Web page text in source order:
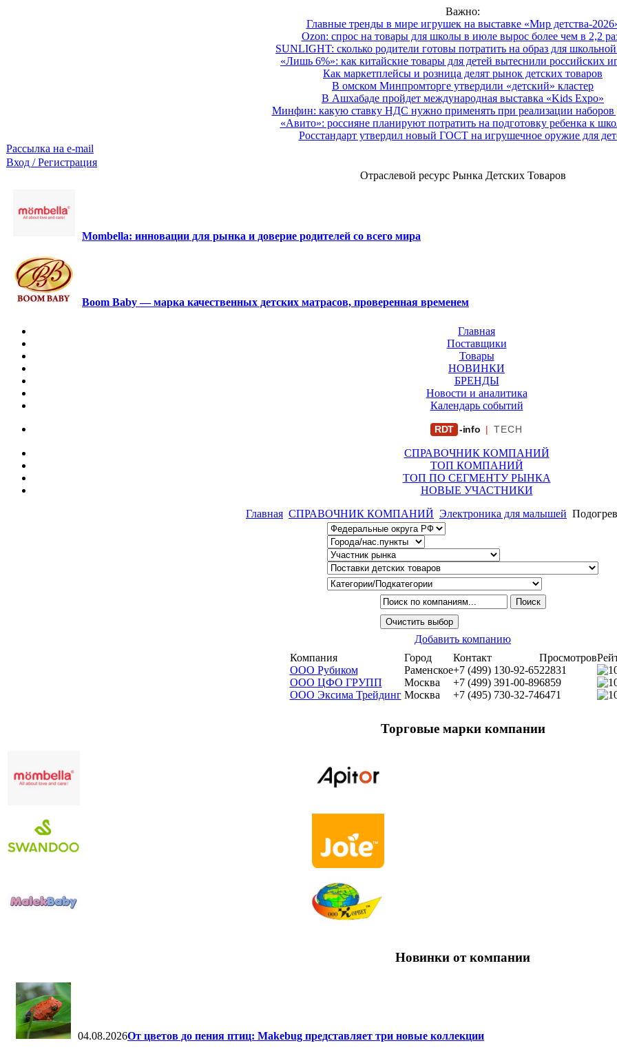
Важно:
Главные тренды в мире игрушек на выставке «Мир детства-
Ozon: спрос на товары для школы в июле вырос более чем в 2,2
SUNLIGHT: сколько родители готовы потратить на образ для
«Лишь 6%»: как китайские товары для детей вытеснили российских
Как маркетплейсы и розница делят рынок детских товаров
В омском Минпромторге утвердили «детский» кластер
В Ашхабаде пройдет международная выставка «Kids Expo»
Минфин: какую ставку НДС нужно применять при реализации наборов
«Авито»: россияне планируют потратить на подготовку ребенка к
Росстандарт утвердил новый ГОСТ на игрушечное оружие для
Рассылка на e-mail
Вход / Регистрация
Отраслевой ресурс Рынка Детских Товаров
Mombella: инновации для рынка и доверие родителей со всего мира
Boom Baby — марка качественных детских матрасов, проверенная временем
Главная
Поставщики
Товары
НОВИНКИ
БРЕНДЫ
Новости и аналитика
Календарь событий
RDT -info | TECH
СПРАВОЧНИК КОМПАНИЙ
ТОП КОМПАНИЙ
ТОП ПО СЕГМЕНТУ РЫНКА
НОВЫЕ УЧАСТНИКИ
Главная СПРАВОЧНИК КОМПАНИЙ Электроника для малышей
Добавить компанию
Компания
Город Контакт Просмотров
ООО Рубиком
Раменское+7 (499) 130-92-6522831
ООО ЦФО ГРУПП
Москва +7 (499) 391-00-896859
ООО Эксима Трейдинг Москва +7 (495) 730-32-746471
Торговые марки компании
Новинки от компании
04.08.2026От цветов до пения птиц: Makebug представляет три новые коллекции